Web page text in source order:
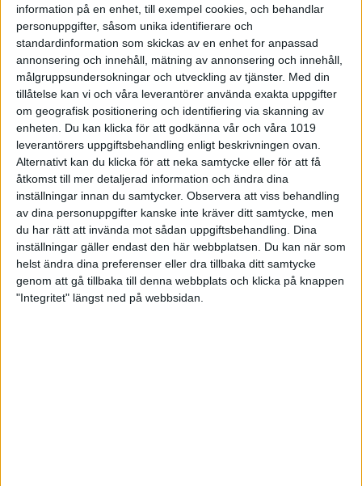
information på en enhet, till exempel cookies, och behandlar
personuppgifter, såsom unika identifierare och
standardinformation som skickas av en enhet for anpassad
annonsering och innehåll, mätning av annonsering och innehåll,
målgruppsundersokningar och utveckling av tjänster. Med din
tillåtelse kan vi och våra leverantörer använda exakta uppgifter
om geografisk positionering och identifiering via skanning av
enheten. Du kan klicka för att godkänna vår och våra 1019
leverantörers uppgiftsbehandling enligt beskrivningen ovan.
Alternativt kan du klicka för att neka samtycke eller för att få
åtkomst till mer detaljerad information och ändra dina
inställningar innan du samtycker. Observera att viss behandling
av dina personuppgifter kanske inte kräver ditt samtycke, men
du har rätt att invända mot sådan uppgiftsbehandling. Dina
inställningar gäller endast den här webbplatsen. Du kan när som
helst ändra dina preferenser eller dra tillbaka ditt samtycke
genom att gå tillbaka till denna webbplats och klicka på knappen
"Integritet" längst ned på webbsidan.
På trettondagen avgjordes den femte tävlingen i
säsongens Senior Tour i Eskilstuna. Som vanligt så
var det många startande i tävlingen med över 200
anmälda spelare som gjorde upp om förstapriset
på 10 000 SEK och den som lyckades bäst av alla
den här gången var alltså 75-åriga Gunnar Åsberg.
Och frågan är om det är den äldsta vinnaren i Senior
Tour? Gunnar tog sig till finalspelet genom att ta
20:e plats i kvalet på 1355, vilket innebar att han
kunde stå över första steget i finalen.
– Jag har precis införskaffat ett nytt klot, kände att
jag har tränat bra det sista och att jag dessutom
hade ett såpass högt HCP (39 per serie) gjorde att
jag kände att jag nog skulle kunna hävda mig i den
här tävlingen. Dessutom så spelar ju det alltid viss
roll att ha hemmahall. Jag kände att jag hade hela
hallen med mig, säger Gunnar Åsberg